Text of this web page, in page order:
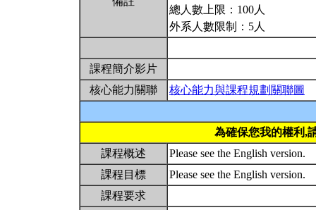
總人數上限：100人
外系人數限制：5人
課程簡介影片
核心能力關聯
核心能力與課程規劃關聯圖
為確保您我的權利,
課程概述
Please see the English version.
課程目標
Please see the English version.
課程要求